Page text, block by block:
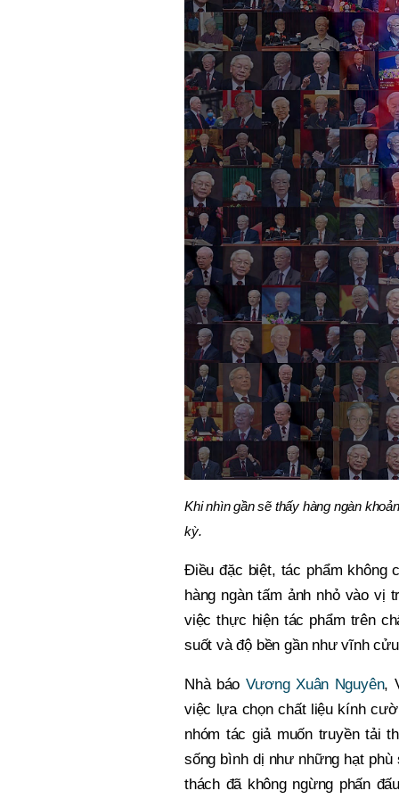
Khi nhìn gần sẽ thấy hàng ngàn
kỳ.
Điều đặc biệt, tác phẩm
hàng ngàn tấm ảnh nhỏ vào
việc thực hiện tác phẩm trên
suốt và độ bền gần như vĩnh
Nhà báo Vương Xuân Nguyên,
việc lựa chọn chất liệu kính
nhóm tác giả muốn truyền tải
sống bình dị như những hạt
thách đã không ngừng phấn